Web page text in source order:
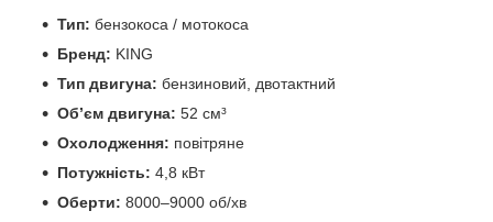
Тип: бензокоса / мотокоса
Бренд: KING
Тип двигуна: бензиновий, двотактний
Об’єм двигуна: 52 см³
Охолодження: повітряне
Потужність: 4,8 кВт
Оберти: 8000–9000 об/хв